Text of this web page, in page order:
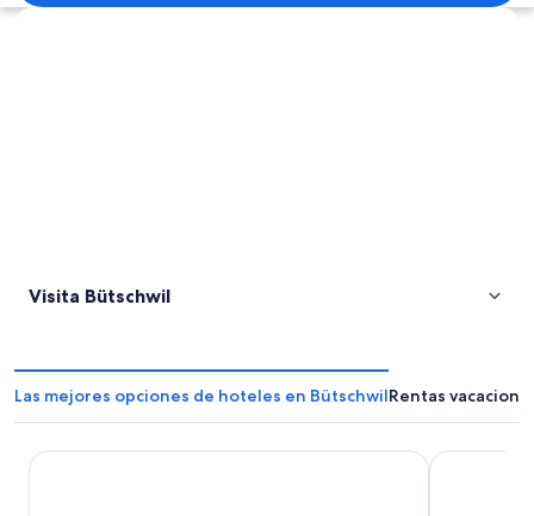
Explorar mapa
Visita Bütschwil
Las mejores opciones de hoteles en BütschwilRentas
Hotel Walhalla Hotel